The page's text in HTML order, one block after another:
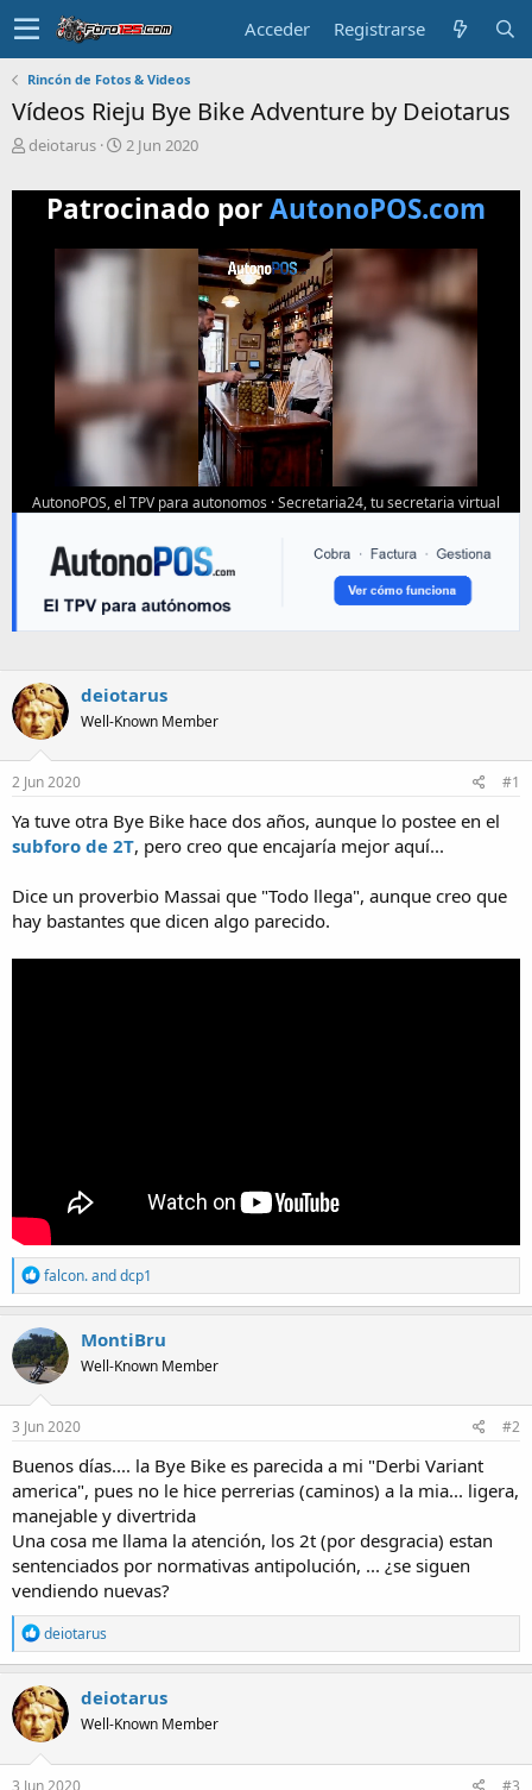
Acceder Registrarse
Rincón de Fotos & Videos
Vídeos Rieju Bye Bike Adventure by Deiotarus
T
m
deiotarus
F
c
h
d
i
2 Jun 2020
Patrocinado porAutonoPOS.com
AutonoPOS, el TPV para autonomos ·Secretaria24, tu secretaria virtual
deiotarus
Well-Known Member
2 Jun 2020 #1
Ya tuve otra Bye Bike hace dos años, aunque lo postee en el
subforo de 2T, pero creo que encajaría mejor aquí...
Dice un proverbio Massai que "Todo llega", aunque creo que
hay bastantes que dicen algo parecido.
R
e
a
c
t
i
o
n
s
falcon.anddcp1
MontiBru
Well-Known Member
3 Jun 2020 #2
Buenos días.... la Bye Bike es parecida a mi "Derbi Variant
america", pues no le hice perrerias (caminos) a la mia... ligera,
manejable y divertrida
Una cosa me llama la atención, los 2t (por desgracia) estan
sentenciados por normativas antipolución, ... ¿se siguen
vendiendo nuevas?
R
e
a
c
t
i
o
n
s
deiotarus
deiotarus
Well-Known Member
3 Jun 2020 #3